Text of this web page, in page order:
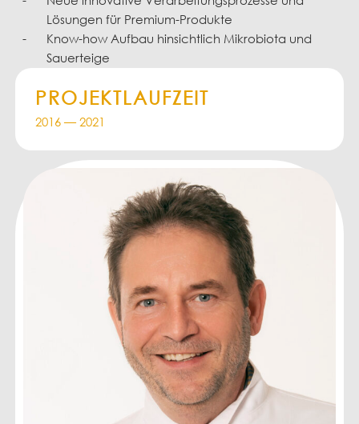
Lösungen für Premium-Produkte
Know-how Aufbau hinsichtlich Mikrobiota und
Sauerteige
PROJEKTLAUFZEIT
2016— 2021